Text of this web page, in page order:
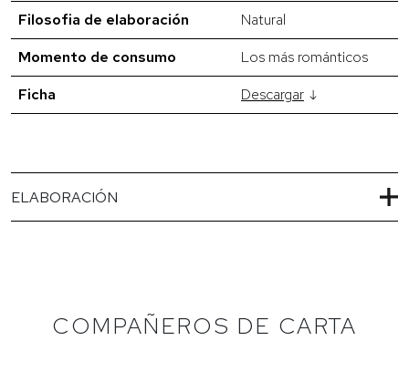
Filosofia de elaboración
Natural
Momento de consumo
Los más románticos
Ficha
Descargar
ELABORACIÓN
COMPAÑEROS DE CARTA